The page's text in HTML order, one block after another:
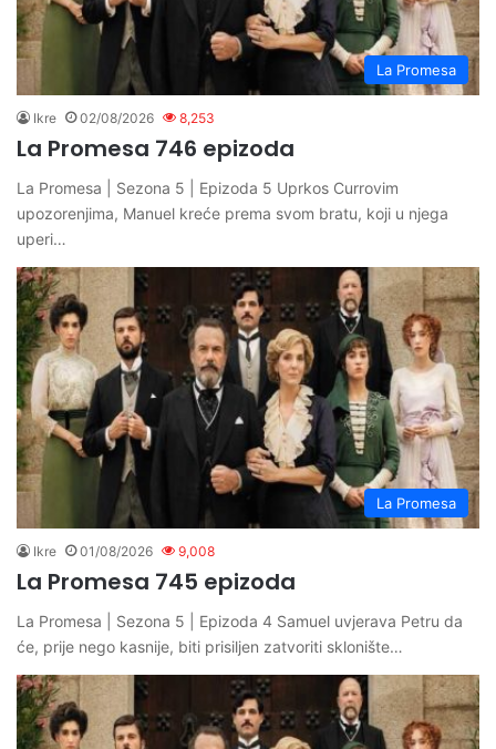
La Promesa
Ikre 02/08/2026 8,253
La Promesa 746 epizoda
La Promesa | Sezona 5 | Epizoda 5 Uprkos Currovim
upozorenjima, Manuel kreće prema svom bratu, koji u njega
uperi…
La Promesa
Ikre 01/08/2026 9,008
La Promesa 745 epizoda
La Promesa | Sezona 5 | Epizoda 4 Samuel uvjerava Petru da
će, prije nego kasnije, biti prisiljen zatvoriti sklonište…